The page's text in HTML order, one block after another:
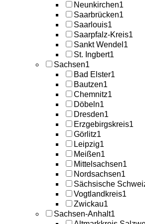
Neunkirchen1
Saarbrücken1
Saarlouis1
Saarpfalz-Kreis1
Sankt Wendel 1
St. Ingbert1
Sachsen1
Bad Elster1
Bautzen1
Chemnitz1
Döbeln1
Dresden1
Erzgebirgskreis1
Görlitz1
Leipzig1
Meißen1
Mittelsachsen1
Nordsachsen1
Sächsische
Vogtlandkreis1
Zwickau1
Sachsen-Anhalt1